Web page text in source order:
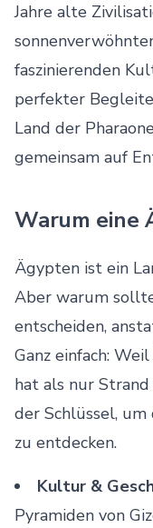
Jahre alte
faszinierenden
perfekter
Land der
gemeinsam auf
Warum eine
Ägypten ist ein
Aber warum
entscheiden,
Ganz einfach:
hat als nur Strand
der Schlüssel, um
zu entdecken.
Kultur &
Pyramiden von